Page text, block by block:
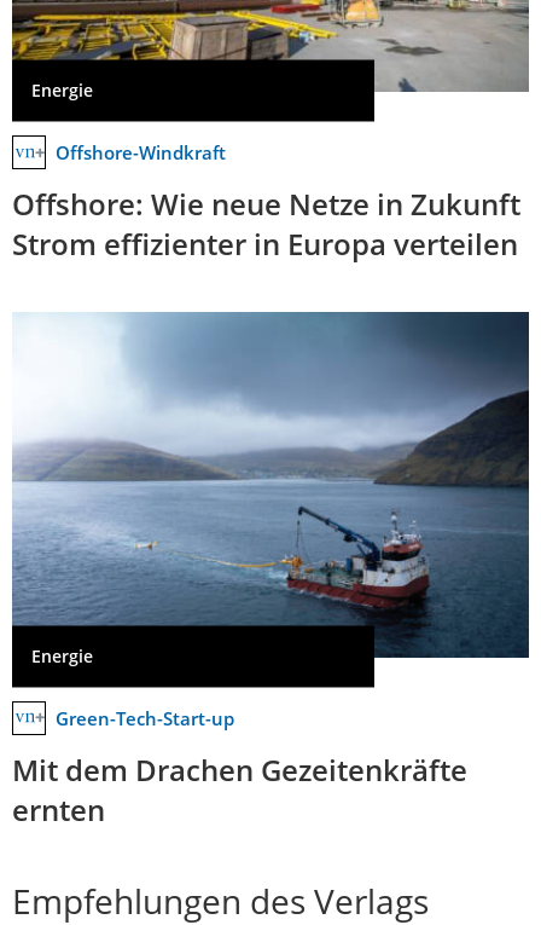
Energie
Offshore-Windkraft
Offshore: Wie neue Netze in Zukunft
Strom effizienter in Europa verteilen
Energie
Green-Tech-Start-up
Mit dem Drachen Gezeitenkräfte
ernten
Empfehlungen des Verlags